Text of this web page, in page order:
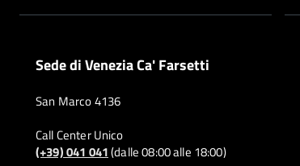
Sede di Venezia Ca' Farsetti
San Marco 4136
Call Center Unico
(+39) 041 041(dalle 08:00 alle 18:00)